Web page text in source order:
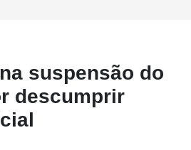
suspensão do
descumprir